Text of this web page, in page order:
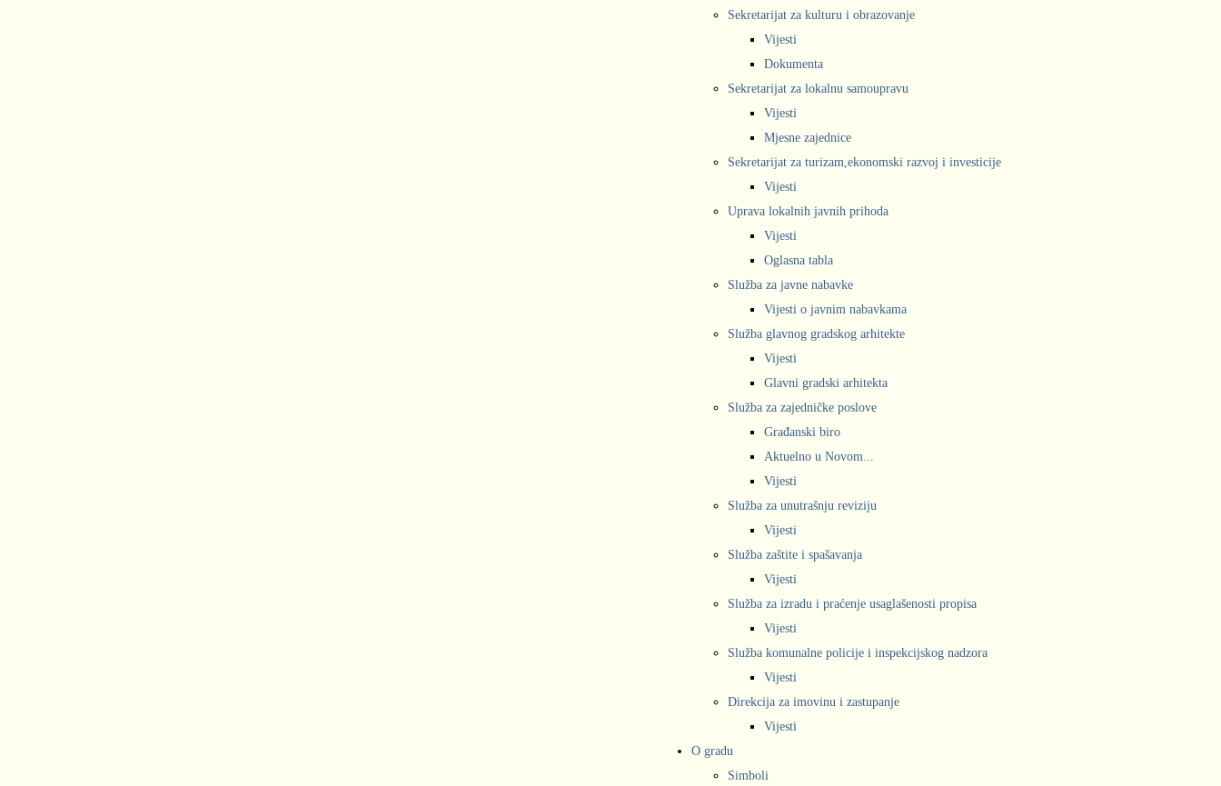
Sekretarijat za kulturu i obrazovanje
Vijesti
Dokumenta
Sekretarijat za lokalnu samoupravu
Vijesti
Mjesne zajednice
Sekretarijat za turizam,ekonomski razvoj i investicije
Vijesti
Uprava lokalnih javnih prihoda
Vijesti
Oglasna tabla
Služba za javne nabavke
Vijesti o javnim nabavkama
Služba glavnog gradskog arhitekte
Vijesti
Glavni gradski arhitekta
Služba za zajedničke poslove
Građanski biro
Aktuelno u Novom...
Vijesti
Služba za unutrašnju reviziju
Vijesti
Služba zaštite i spašavanja
Vijesti
Služba za izradu i praćenje usaglašenosti propisa
Vijesti
Služba komunalne policije i inspekcijskog nadzora
Vijesti
Direkcija za imovinu i zastupanje
Vijesti
O gradu
Simboli